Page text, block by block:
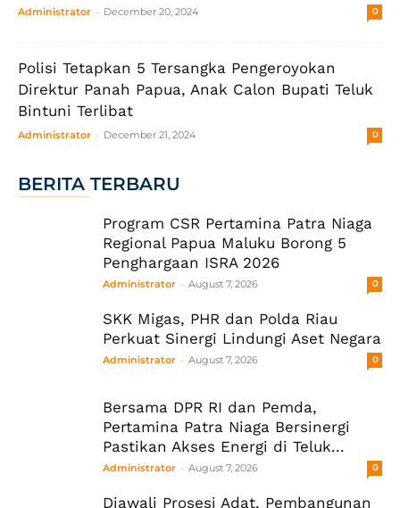
Administrator - December 20, 2024 0
Polisi Tetapkan 5 Tersangka Pengeroyokan
Direktur Panah Papua, Anak Calon Bupati Teluk
Bintuni Terlibat
Administrator - December 21, 2024 0
BERITA TERBARU
Program CSR Pertamina Patra Niaga
Regional Papua Maluku Borong 5
Penghargaan ISRA 2026
Administrator - August 7, 2026 0
SKK Migas, PHR dan Polda Riau
Perkuat Sinergi Lindungi Aset Negara
Administrator - August 7, 2026 0
Bersama DPR RI dan Pemda,
Pertamina Patra Niaga Bersinergi
Pastikan Akses Energi di Teluk...
Administrator - August 7, 2026 0
Diawali Prosesi Adat, Pembangunan